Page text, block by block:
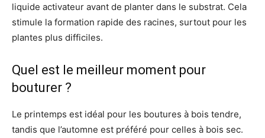
liquide activateur avant de planter dans le substrat. Cela
stimule la formation rapide des racines, surtout pour les
plantes plus difficiles.
Quel est le meilleur moment pour
bouturer ?
Le printemps est idéal pour les boutures à bois tendre,
tandis que l’automne est préféré pour celles à bois sec.